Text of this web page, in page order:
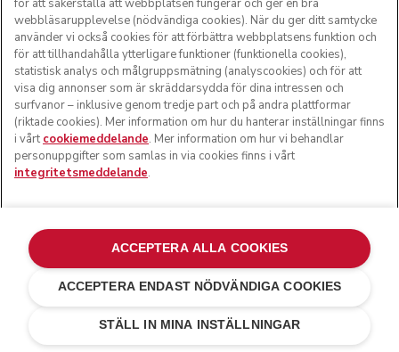
kr 17 841,50 Spara pengar kr 3 148,50
för att säkerställa att webbplatsen fungerar och ger en bra
webbläsarupplevelse (nödvändiga cookies). När du ger ditt samtycke
använder vi också cookies för att förbättra webbplatsens funktion och
för att tillhandahålla ytterligare funktioner (funktionella cookies),
statistisk analys och målgruppsmätning (analyscookies) och för att
visa dig annonser som är skräddarsydda för dina intressen och
surfvanor – inklusive genom tredje part och på andra plattformar
(riktade cookies). Mer information om hur du hanterar inställningar finns
i vårt cookiemeddelande. Mer information om hur vi behandlar
personuppgifter som samlas in via cookies finns i vårt
integritetsmeddelande.
STÄLL IN MINA INSTÄLLNINGAR
ACCEPTERA ENDAST NÖDVÄNDIGA COOKIES
ACCEPTERA ALLA COOKIES